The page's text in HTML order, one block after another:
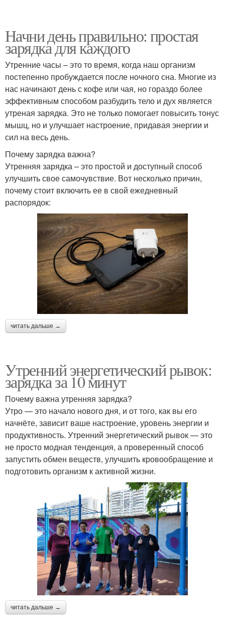
Начни день правильно: простая
зарядка для каждого
Утренние часы – это то время, когда наш организм
постепенно пробуждается после ночного сна. Многие из
нас начинают день с кофе или чая, но гораздо более
эффективным способом разбудить тело и дух является
утреная зарядка. Это не только помогает повысить тонус
мышц, но и улучшает настроение, придавая энергии и
сил на весь день.
Почему зарядка важна?
Утренняя зарядка – это простой и доступный способ
улучшить свое самочувствие. Вот несколько причин,
почему стоит включить ее в свой ежедневный
распорядок:
читать дальше →
Утренний энергетический рывок:
зарядка за 10 минут
Почему важна утренняя зарядка?
Утро — это начало нового дня, и от того, как вы его
начнёте, зависит ваше настроение, уровень энергии и
продуктивность. Утренний энергетический рывок — это
не просто модная тенденция, а проверенный способ
запустить обмен веществ, улучшить кровообращение и
подготовить организм к активной жизни.
читать дальше →